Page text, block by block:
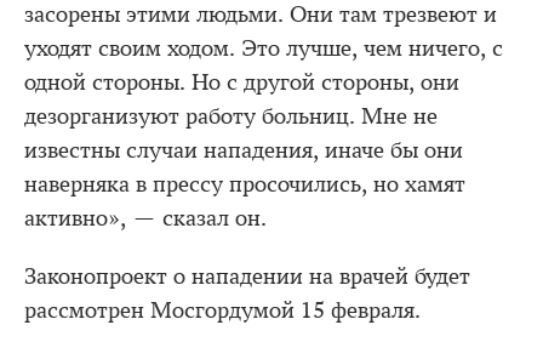
засорены этими людьми. Они там трезвеют и
уходят своим ходом. Это лучше, чем ничего, с
одной стороны. Но с другой стороны, они
дезорганизуют работу больниц. Мне не
известны случаи нападения, иначе бы они
наверняка в прессу просочились, но хамят
активно», — сказал он.
Законопроект о нападении на врачей будет
рассмотрен Мосгордумой 15 февраля.